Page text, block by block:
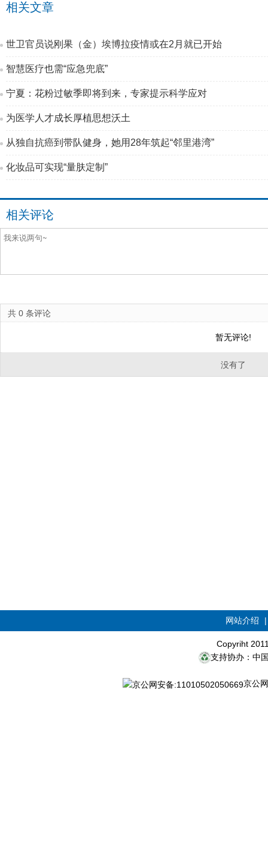
相关文章
世卫官员说刚果（金）埃博拉疫情或在2月就已开始
智慧医疗也需“应急兜底”
宁夏：花粉过敏季即将到来，专家提示科学应对
为医学人才成长厚植思想沃土
从独自抗癌到带队健身，她用28年筑起“邻里港湾”
化妆品可实现“量肤定制”
相关评论
共 0 条评论
暂无评论!
没有了
网站介绍
Copyriht
支持协办：中
京公